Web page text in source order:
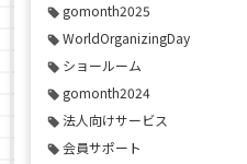
gomonth2025
WorldOrganizingDay
ショールーム
gomonth2024
法人向けサービス
会員サポート